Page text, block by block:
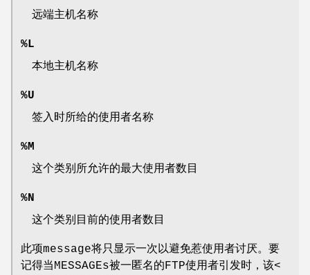
远端主机名称
%L
本地主机名称
%U
签入时所给的使用者名称
%M
这个类别所允许的最大使用者数目
%N
这个类别目前的使用者数目
此项message将只显示一次以避免惹使用者讨厌。要
记得当MESSAGEs被一匿名的FTP使用者引发时，该<